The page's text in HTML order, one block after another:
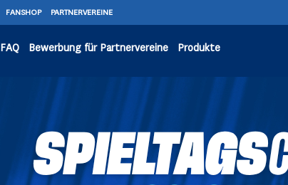
FANSHOP PARTNERVEREINE
FAQ Bewerbung für Partnervereine Produkte